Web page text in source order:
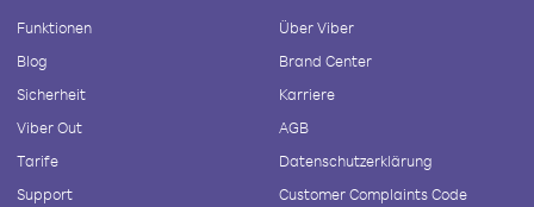
Funktionen
Blog
Sicherheit
Viber Out
Tarife
Support
Über Viber
Brand Center
Karriere
AGB
Datenschutzerklärung
Customer Complaints Code